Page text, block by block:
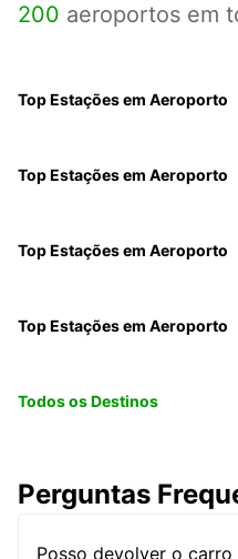
200 aeroportos em
Top Estações em Aeroporto
Top Estações em Aeroporto
Top Estações em Aeroporto
Top Estações em Aeroporto
Todos os Destinos
Perguntas
Posso devolver o